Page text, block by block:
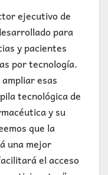
ejecutivo de
para
y pacientes
por tecnología.
esas
tecnológica de
y su
que la
una mejor
el acceso